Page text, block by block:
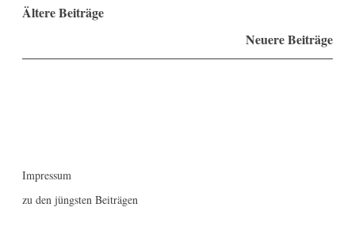
Beitragsnavigation
Ältere Beiträge
Neuere Beiträge
Impressum
zu den jüngsten Beiträgen